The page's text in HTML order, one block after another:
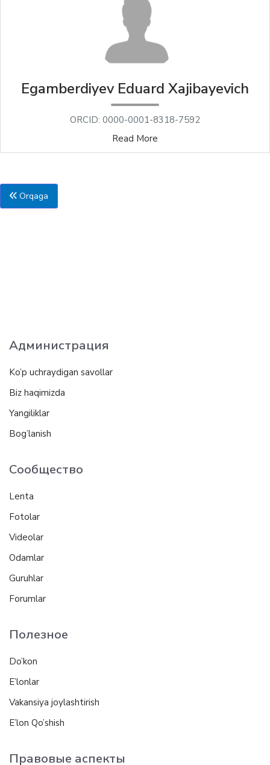
Egamberdiyev Eduard Xajibayevich
ORCID: 0000-0001-8318-7592
Read More
Orqaga
Администрация
Ko’p uchraydigan savollar
Biz haqimizda
Yangiliklar
Bog’lanish
Сообщество
Lenta
Fotolar
Videolar
Odamlar
Guruhlar
Forumlar
Полезное
Do’kon
E’lonlar
Vakansiya joylashtirish
E’lon Qo’shish
Правовые аспекты